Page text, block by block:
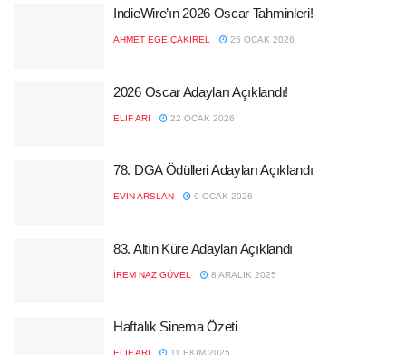
IndieWire’ın 2026 Oscar Tahminleri!
AHMET EGE ÇAKIREL 25 OCAK 2026
2026 Oscar Adayları Açıklandı!
ELIF ARI 22 OCAK 2026
78. DGA Ödülleri Adayları Açıklandı
EVIN ARSLAN 9 OCAK 2026
83. Altın Küre Adayları Açıklandı
İREM NAZ GÜVEL 8 ARALIK 2025
Haftalık Sinema Özeti
ELIF ARI 11 EKIM 2025